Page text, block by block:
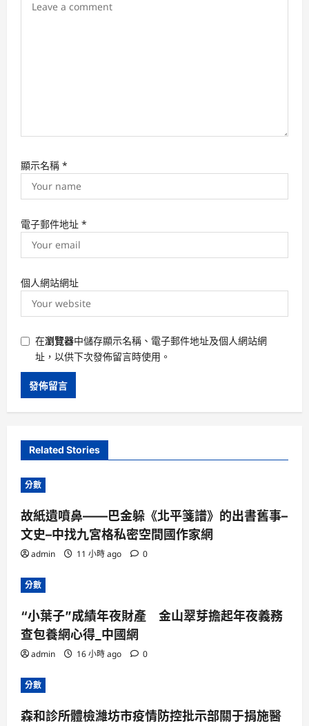
顯示名稱 *
電子郵件地址 *
個人網站網址
在瀏覽器中儲存顯示名稱、電子郵件地址及個人網站網
址，以供下次發佈留言時使用。
Related Stories
分數
故紙遺噴鼻——巴金躲《北平箋譜》的出書舊事–
文史–中找九宮格私密空間國作家網
admin 11 小時 ago 0
分數
“小葉子”成績年夜財產 金山翠芽擔起年夜義務
查包養網心得_中國網
admin 16 小時 ago 0
分數
森和診所體檢濰坊市疫情防控批示部關于捐施醫